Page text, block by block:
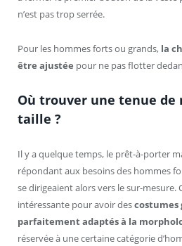
n’est pas trop serrée.
Pour les hommes forts ou grands, la
être ajustée pour ne pas flotter
Où trouver une tenue de
taille ?
Il y a quelque temps, le prêt-à-porter
répondant aux besoins des hommes
se dirigeaient alors vers le sur-mesure.
intéressante pour avoir descostumes
parfaitement adaptés à la
réservée à une certaine catégorie